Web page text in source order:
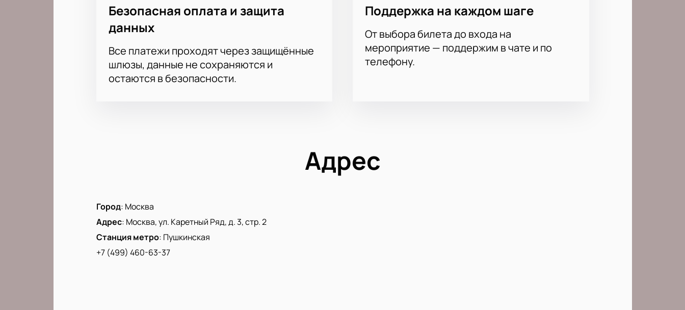
Безопасная оплата и защита
данных
Все платежи проходят через защищённые
шлюзы, данные не сохраняются и
остаются в безопасности.
Поддержка на каждом шаге
От выбора билета до входа на
мероприятие — поддержим в чате и по
телефону.
Адрес
Город: Москва
Адрес: Москва, ул. Каретный Ряд, д. 3, стр. 2
Станция метро: Пушкинская
+7 (499) 460-63-37